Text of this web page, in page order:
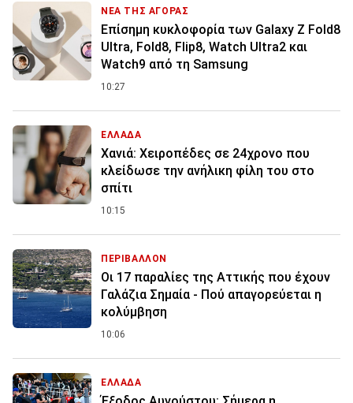
ΝΕΑ ΤΗΣ ΑΓΟΡΑΣ
Επίσημη κυκλοφορία των Galaxy Z Fold8
Ultra, Fold8, Flip8, Watch Ultra2 και
Watch9 από τη Samsung
10:27
ΕΛΛΑΔΑ
Χανιά: Χειροπέδες σε 24χρονο που
κλείδωσε την ανήλικη φίλη του στο
σπίτι
10:15
ΠΕΡΙΒΑΛΛΟΝ
Οι 17 παραλίες της Αττικής που έχουν
Γαλάζια Σημαία - Πού απαγορεύεται η
κολύμβηση
10:06
ΕΛΛΑΔΑ